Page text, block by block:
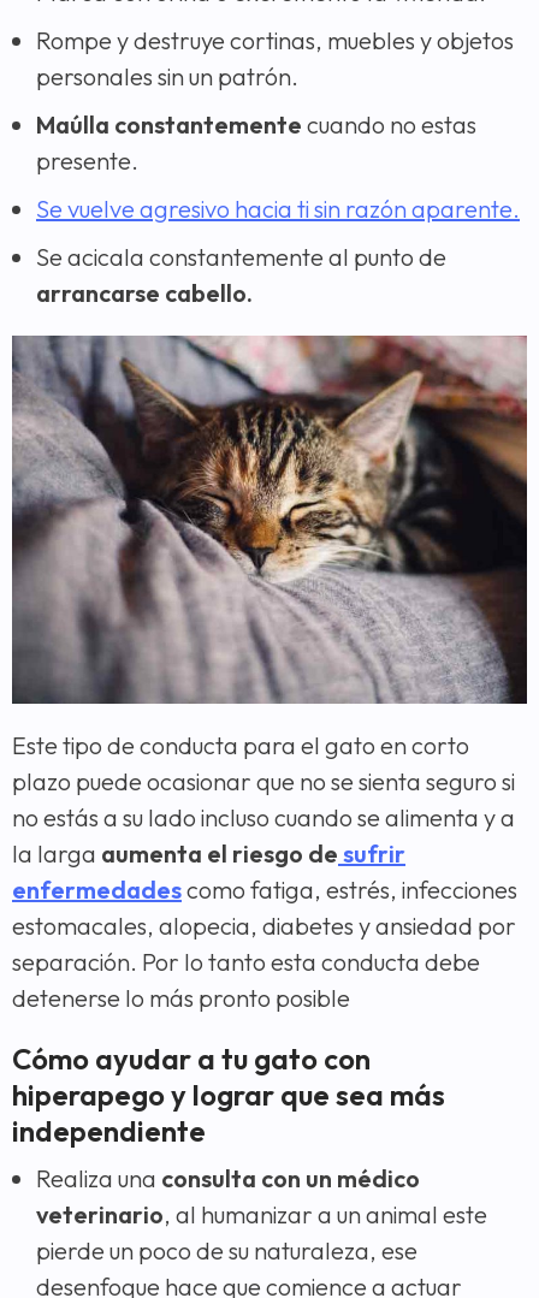
Rompe y destruye cortinas, muebles y objetos
personales sin un patrón.
Maúlla constantemente cuando no estas
presente.
Se vuelve agresivo hacia ti sin razón aparente.
Se acicala constantemente al punto de
arrancarse cabello.
Este tipo de conducta para el gato en corto
plazo puede ocasionar que no se sienta seguro si
no estás a su lado incluso cuando se alimenta y a
la larga aumenta el riesgo de sufrir
enfermedadescomo fatiga, estrés, infecciones
estomacales, alopecia, diabetes y ansiedad por
separación. Por lo tanto esta conducta debe
detenerse lo más pronto posible
Cómo ayudar a tu gato con
hiperapego y lograr que sea más
independiente
Realiza una consulta con un médico
veterinario, al humanizar a un animal este
pierde un poco de su naturaleza, ese
desenfoque hace que comience a actuar